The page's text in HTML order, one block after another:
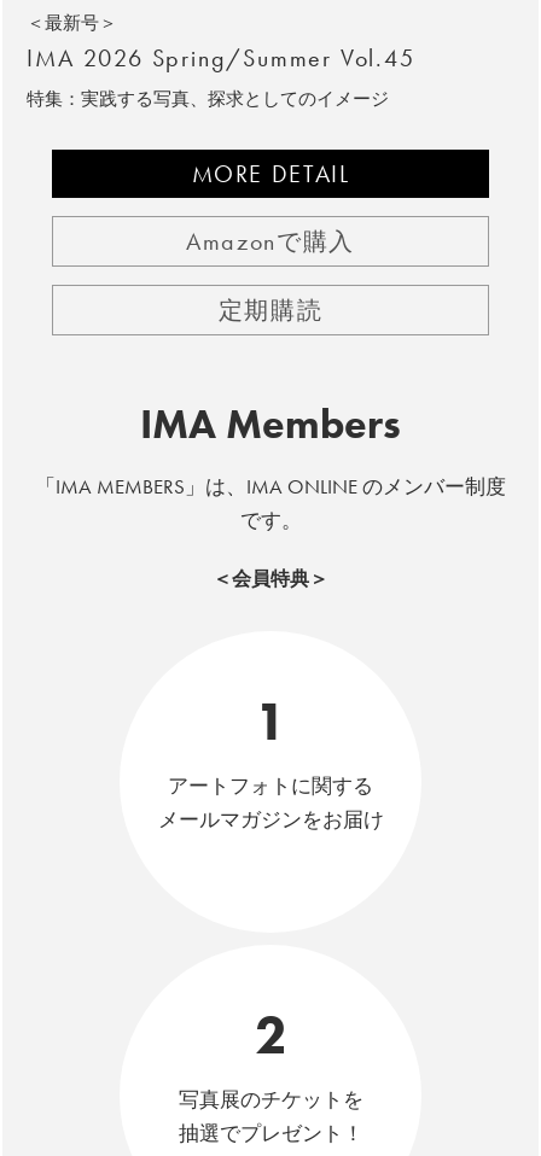
＜最新号＞
IMA 2026 Spring/Summer Vol.45
特集：実践する写真、探求としてのイメージ
MORE DETAIL
Amazonで購入
定期購読
IMA Members
「IMA MEMBERS」は、IMA ONLINE のメンバー制度
です。
＜会員特典＞
1
アートフォトに関する
メールマガジンをお届け
2
写真展のチケットを
抽選でプレゼント！